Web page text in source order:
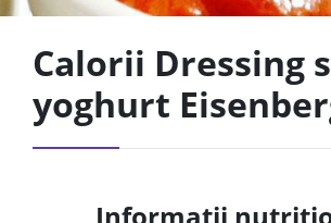
Calorii Dressing
yoghurt